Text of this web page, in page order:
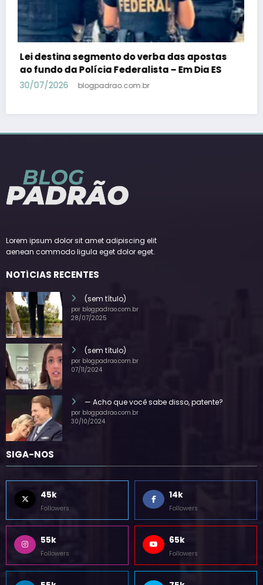
PSB confirma Geraldo Alckmin porquê
candidato a vice-presidente na fórmula com
Lula – Em Dia ES
Lorem ipsum dolor sit amet adipiscing elit
(sem título)
por blogpadrao.com.br
(sem título)
por blogpadrao.com.br
— Acho que você sabe disso, patente?
por blogpadrao.com.br
SIGA-NOS
45k
Followers
14k
Followers
55k
Followers
65k
Followers